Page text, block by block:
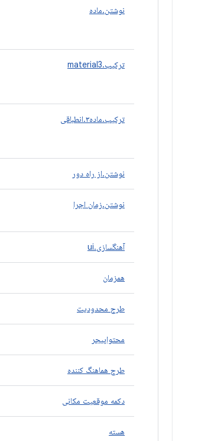
نوشتن.ماده
ترکیب.material3
ترکیب.ماده۳.انطباقی
نوشتن.از راه دور
نوشتن.زمان اجرا
آهنگسازی.ui
همزمان
طرح محدودیت
محتواپیجر
طرح هماهنگ کننده
دکمه موقعیت مکانی
هسته